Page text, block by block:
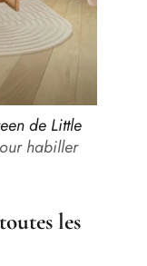
de Little
habiller
les